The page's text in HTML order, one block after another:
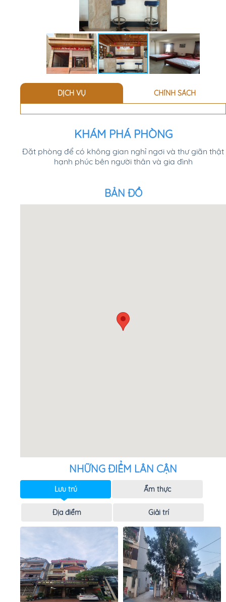
DỊCH VỤ CHÍNH SÁCH
KHÁM PHÁ PHÒNG
Đặt phòng để có không gian nghỉ ngơi và thư giãn thật
hạnh phúc bên người thân và gia đình
BẢN ĐỒ
NHỮNG ĐIỂM LÂN CẬN
Lưu trú Ẩm thực
Địa điểm Giải trí